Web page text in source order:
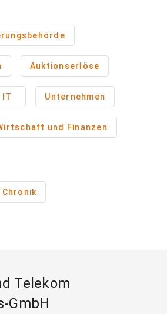
Auktionserlöse
IT Unternehmen
und Finanzen
Chronik
Telekom
GmbH